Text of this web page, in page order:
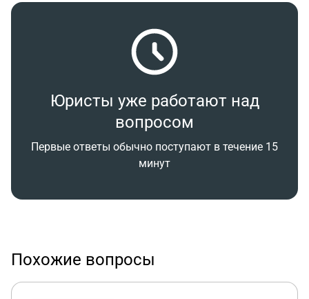
Юристы уже работают над
вопросом
Первые ответы обычно поступают в течение 15
минут
Похожие вопросы